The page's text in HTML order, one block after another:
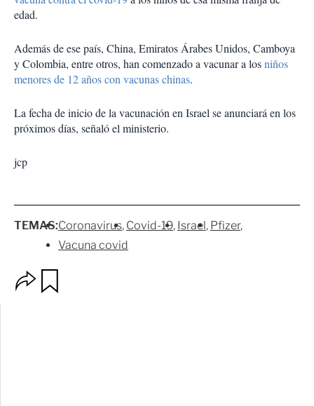
edad.
Además de ese país, China, Emiratos Árabes Unidos, Camboya
y Colombia, entre otros, han comenzado a vacunar a losniños
menores de 12 años con vacunas chinas.
La fecha de inicio de la vacunación en Israel se anunciará en los
próximos días, señaló el ministerio.
jcp
TEMAS:Coronavirus Covid-19 Israel
Pfizer
Vacuna covid